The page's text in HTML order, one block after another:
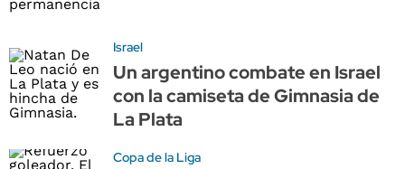
Israel
Un argentino combate en Israel
con la camiseta de Gimnasia de
La Plata
Copa de la Liga